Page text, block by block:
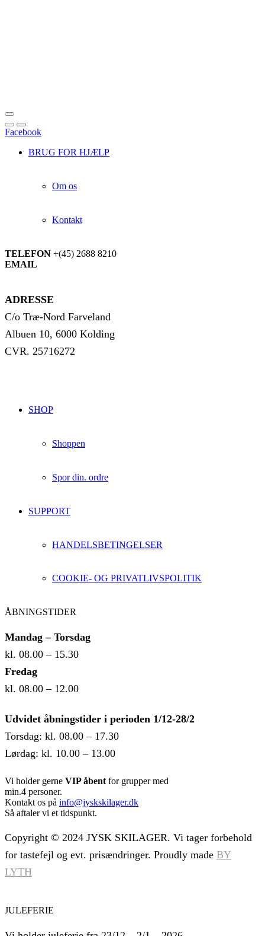
Facebook
BRUG FOR HJÆLP
Om os
Kontakt
TELEFON +(45) 2688 8210
EMAIL
ADRESSE
C/o Træ-Nord Farveland
Albuen 10, 6000 Kolding
CVR. 25716272
SHOP
Shoppen
Spor din. ordre
SUPPORT
HANDELSBETINGELSER
COOKIE- OG PRIVATLIVSPOLITIK
ÅBNINGSTIDER
Mandag – Torsdag
kl. 08.00 – 15.30
Fredag
kl. 08.00 – 12.00
Udvidet åbningstider i perioden 1/12-28/2
Torsdag: kl. 08.00 – 17.30
Lørdag: kl. 10.00 – 13.00
Vi holder gerne VIP åbent for grupper med
min.4 personer.
Kontakt os på info@jyskskilager.dk
Så aftaler vi et tidspunkt.
Copyright © 2024 JYSK SKILAGER. Vi tager forbehold
for tastefejl og evt. prisændringer. Proudly made BY
LYTH
JULEFERIE